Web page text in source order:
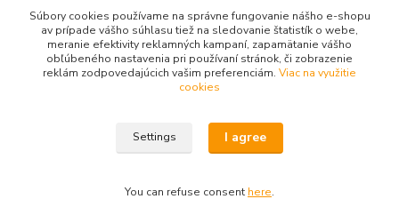
PEPE
+421 915 709 534
(Mo-Fri, 9-17 hod.) or Whatsap 24/7
skifi.space@gmail.com
Súbory cookies používame na správne fungovanie nášho e-shopu
av prípade vášho súhlasu tiež na sledovanie štatistík o webe,
meranie efektivity reklamných kampaní, zapamätanie vášho
obľúbeného nastavenia pri používaní stránok, či zobrazenie
reklám zodpovedajúcich vašim preferenciám. Viac na využitie
cookies
Settings I agree
You can refuse consent here.